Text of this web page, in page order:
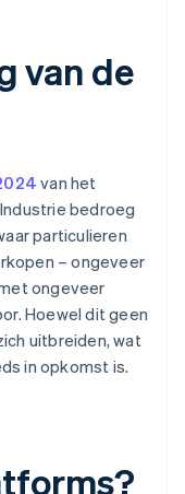
van de
van het
bedroeg
particulieren
– ongeveer
ongeveer
Hoewel dit geen
uitbreiden, wat
in opkomst is.